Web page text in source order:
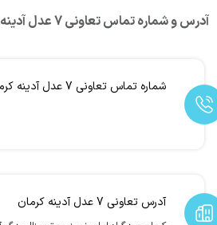
آدرس و شماره تماس تعاونی 7 عدل آدینه
شماره تماس تعاونی 7 عدل آدینه کرمان
آدرس تعاونی 7 عدل آدینه کرمان